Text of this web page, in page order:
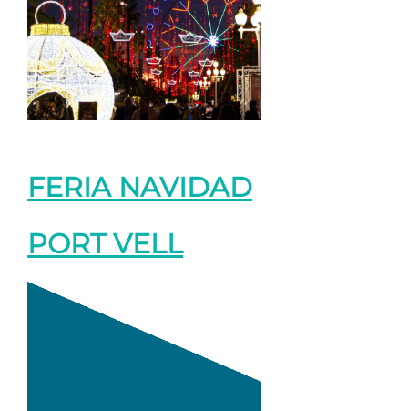
FERIA NAVIDAD
PORT VELL